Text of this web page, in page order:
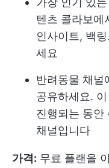
텐츠 콜라보에
인사이트, 백
세요
반려동물 채널
공유하세요.
진행되는 동안
채널입니다
가격: 무료 플랜을